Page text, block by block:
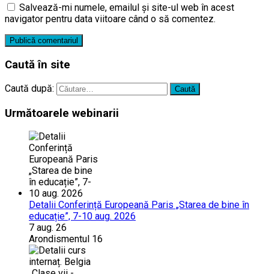
Salvează-mi numele, emailul și site-ul web în acest
navigator pentru data viitoare când o să comentez.
Caută în site
Caută după:
Următoarele webinarii
Detalii Conferință Europeană Paris „Starea de bine în
educație”, 7-10 aug. 2026
7 aug. 26
Arondismentul 16